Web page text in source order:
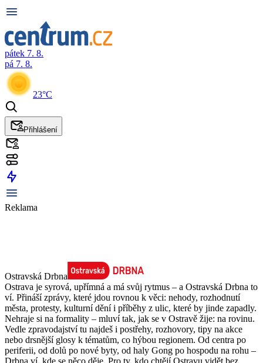
pátek 7. 8.
pá 7. 8.
23°C
Přihlášení
Reklama
Ostravská Drbna
Ostrava je syrová, upřímná a má svůj rytmus – a Ostravská Drbna to
ví. Přináší zprávy, které jdou rovnou k věci: nehody, rozhodnutí
města, protesty, kulturní dění i příběhy z ulic, které by jinde zapadly.
Nehraje si na formality – mluví tak, jak se v Ostravě žije: na rovinu.
Vedle zpravodajství tu najdeš i postřehy, rozhovory, tipy na akce
nebo drsnější glosy k tématům, co hýbou regionem. Od centra po
periferii, od dolů po nové byty, od haly Gong po hospodu na rohu –
Drbna ví, kde se něco děje. Pro ty, kdo chtějí Ostravu vidět bez